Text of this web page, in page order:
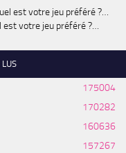
est votre jeu préféré ?…
est votre jeu préféré ?…
LUS
175004
170282
160636
157267